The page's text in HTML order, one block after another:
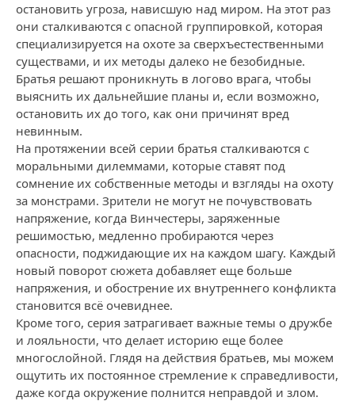
остановить угроза, нависшую над миром. На этот раз
они сталкиваются с опасной группировкой, которая
специализируется на охоте за сверхъестественными
существами, и их методы далеко не безобидные.
Братья решают проникнуть в логово врага, чтобы
выяснить их дальнейшие планы и, если возможно,
остановить их до того, как они причинят вред
невинным.
На протяжении всей серии братья сталкиваются с
моральными дилеммами, которые ставят под
сомнение их собственные методы и взгляды на охоту
за монстрами. Зрители не могут не почувствовать
напряжение, когда Винчестеры, заряженные
решимостью, медленно пробираются через
опасности, поджидающие их на каждом шагу. Каждый
новый поворот сюжета добавляет еще больше
напряжения, и обострение их внутреннего конфликта
становится всё очевиднее.
Кроме того, серия затрагивает важные темы о дружбе
и лояльности, что делает историю еще более
многослойной. Глядя на действия братьев, мы можем
ощутить их постоянное стремление к справедливости,
даже когда окружение полнится неправдой и злом.